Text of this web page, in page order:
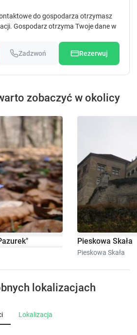
do gospodarza otrzymasz
Gospodarz otrzyma Twoje dane w
Zadzwoń Rezerwuj
zobaczyć w okolicy
Pieskowa Skała
Pieskowa Skała
lokalizacjach
Lokalizacja